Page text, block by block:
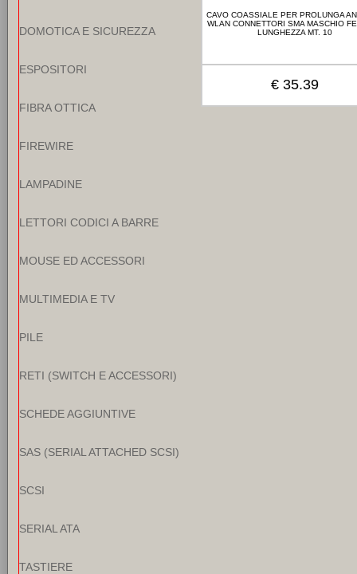
DOMOTICA E SICUREZZA
ESPOSITORI
FIBRA OTTICA
FIREWIRE
LAMPADINE
LETTORI CODICI A BARRE
MOUSE ED ACCESSORI
MULTIMEDIA E TV
PILE
RETI (SWITCH E ACCESSORI)
SCHEDE AGGIUNTIVE
SAS (SERIAL ATTACHED SCSI)
SCSI
SERIAL ATA
TASTIERE
CAVO COASSIALE PER PROLUNGA
WLAN CONNETTORI SMA MASCHIO
LUNGHEZZA MT. 10
€ 35.39